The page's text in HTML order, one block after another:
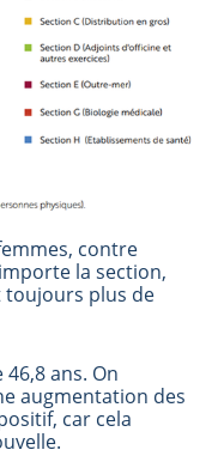
contre
la section,
toujours plus de
ans. On
augmentation des
car cela